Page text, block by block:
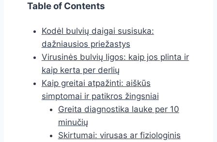
Table of Contents
Kodėl bulvių daigai susisuka:
dažniausios priežastys
Virusinės bulvių ligos: kaip jos plinta ir
kaip kerta per derlių
Kaip greitai atpažinti: aiškūs
simptomai ir patikros žingsniai
Greita diagnostika lauke per 10
minučių
Skirtumai: virusas ar fiziologinis